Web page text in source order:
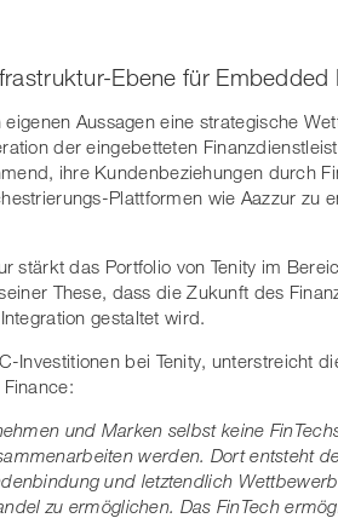
Ebene für Embedded
Aussagen eine strategische
der eingebetteten
ihre Kundenbeziehungen durch
Plattformen wie Aazzur zu
stärkt das Portfolio von Tenity im
These, dass die Zukunft des
gestaltet wird.
Investitionen bei Tenity, unterstreicht
und Marken selbst keine
werden. Dort entsteht
und letztendlich
zu ermöglichen. Das FinTech